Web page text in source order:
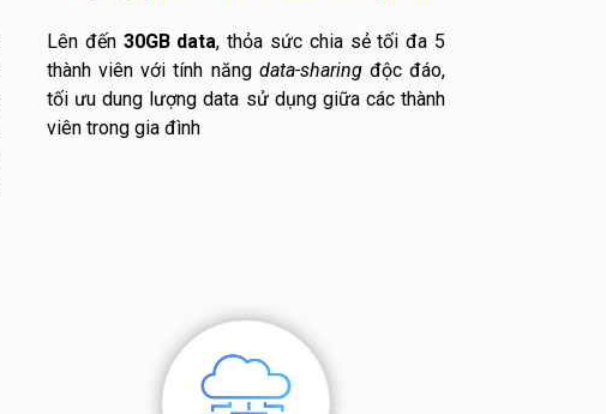
Lên đến 30GB data, thỏa sức chia sẻ tối đa 5
thành viên với tính năng data-sharingđộc đáo,
tối ưu dung lượng data sử dụng giữa các thành
viên trong gia đình